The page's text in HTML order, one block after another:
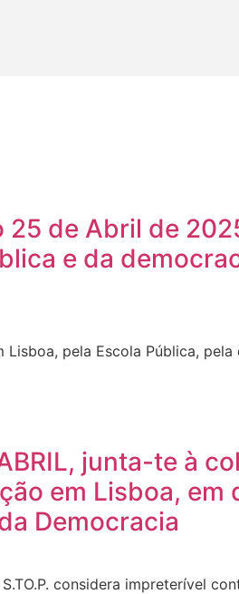
25 de Abril de
e da
Lisboa, pela Escola Pública,
junta-te à
em Lisboa, em
Democracia
considera impreterível